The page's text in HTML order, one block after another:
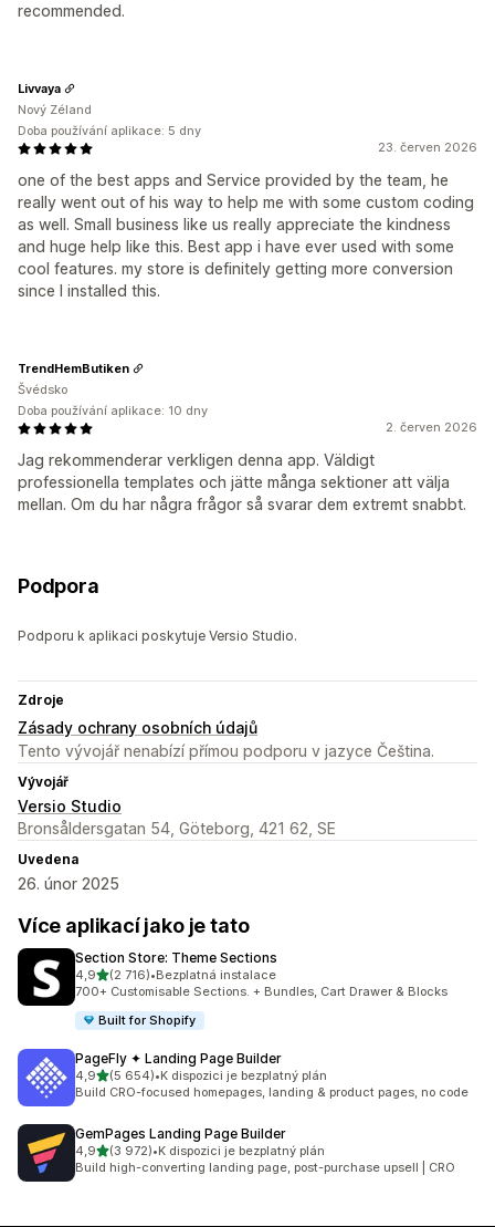
recommended.
23. červen 2026
one of the best apps and Service provided by the team, he
really went out of his way to help me with some custom coding
as well. Small business like us really appreciate the kindness
and huge help like this. Best app i have ever used with some
cool features. my store is definitely getting more conversion
since I installed this.
Livvaya
Nový Zéland
Doba používání aplikace: 5 dny
2. červen 2026
Jag rekommenderar verkligen denna app. Väldigt
professionella templates och jätte många sektioner att välja
mellan. Om du har några frågor så svarar dem extremt snabbt.
TrendHemButiken
Švédsko
Doba používání aplikace: 10 dny
Podpora
Podporu k aplikaci poskytuje Versio Studio.
Zdroje
Zásady ochrany osobních údajů
Tento vývojář nenabízí přímou podporu v jazyce Čeština.
Vývojář
Versio Studio
Bronsåldersgatan 54, Göteborg, 421 62, SE
Uvedena
26. únor 2025
Více aplikací jako je tato
Section Store: Theme Sections
4,9z 5 hvězd
(2 716)
Celkový počet recenzí: 2716
•Bezplatná instalace
700+ Customisable Sections. + Bundles, Cart Drawer & Blocks
Built for Shopify
PageFly ✦ Landing Page Builder
4,9z 5 hvězd
(5 654)
Celkový počet recenzí: 5654
•K dispozici je bezplatný plán
Build CRO-focused homepages, landing & product pages, no code
GemPages Landing Page Builder
4,9z 5 hvězd
(3 972)
Celkový počet recenzí: 3972
•K dispozici je bezplatný plán
Build high-converting landing page, post-purchase upsell | CRO